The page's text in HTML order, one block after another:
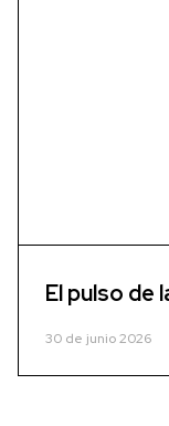
El pulso de
30 de junio 2026